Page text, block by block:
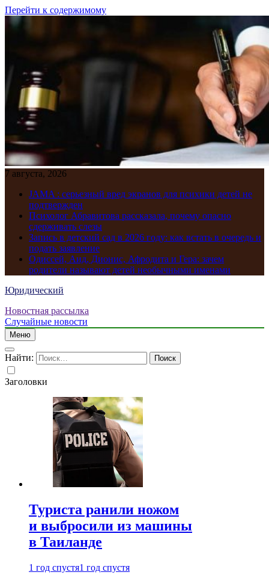
Перейти к содержимому
7 августа, 2026
JAMA : серьезный вред экранов для психики детей не
подтвержден
Психолог Абравитова рассказала, почему опасно
сдерживать слезы
Запись в детский сад в 2026 году: как встать в очередь и
подать заявление
Одиссей, Аид, Дионис, Афродита и Гера: зачем
родители называют детей необычными именами
Юридический
Новостная рассылка
Случайные новости
Меню
Найти:
Заголовки
Туриста ранили ножом
и выбросили из машины
в Таиланде
1 год спустя1 год спустя